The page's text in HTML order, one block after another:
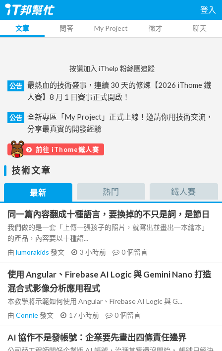
登入
文章 問答 My Project 徵才 聊天
按讚加入 iThelp 粉絲團追蹤
公告
最熱血的技術盛事，連續 30 天的修煉【2026 iThome 鐵
人賽】8 月 1 日賽事正式開啟！
公告
全新專區「My Project」正式上線！邀請你用技術交流，
分享最真實的開發經驗
前往 iThome鐵人賽
技術文章
最新 熱門 鐵人賽
同一篇內容翻成十種語言，要換掉的不只是詞，是節日
我們做的是一套「上傳一張孩子的照片，就寫出並畫出一本繪本」
的產品，內容要以十種語...
由 lumorakids 發文 3 小時前 0個留言
使用 Angular、Firebase AI Logic 與 Gemini Nano 打造
混合式影像分析應用程式
本教學將示範如何使用 Angular、Firebase AI Logic 與 G...
由 Connie發文 17 小時前 0個留言
AI 協作不是發帳號：企業要先畫出四條責任邊界